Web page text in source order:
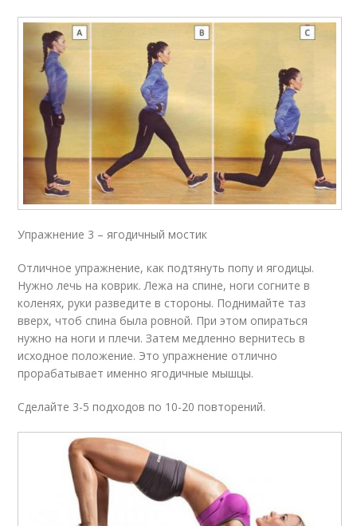
Упражнение 3 – ягодичный мостик
Отличное упражнение, как подтянуть попу и ягодицы.
Нужно лечь на коврик. Лежа на спине, ноги согните в
коленях, руки разведите в стороны. Поднимайте таз
вверх, чтоб спина была ровной. При этом опираться
нужно на ноги и плечи. Затем медленно вернитесь в
исходное положение. Это упражнение отлично
прорабатывает именно ягодичные мышцы.
Сделайте 3-5 подходов по 10-20 повторений.